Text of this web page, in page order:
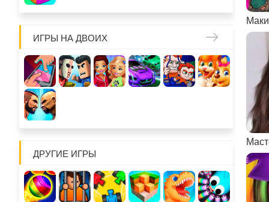
ИГРЫ НА ДВОИХ
ДРУГИЕ ИГРЫ